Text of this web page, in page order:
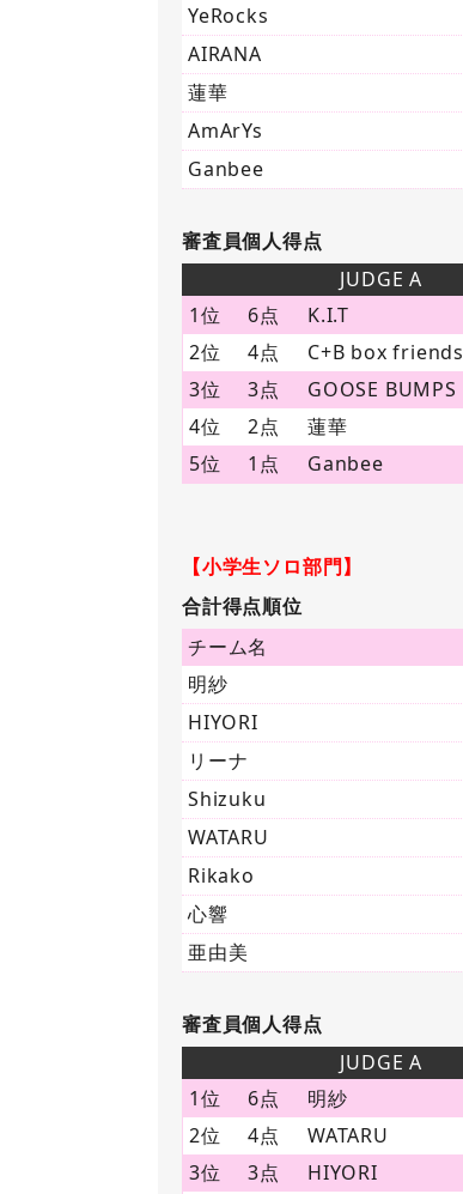
YeRocks
AIRANA
蓮華
AmArYs
Ganbee
審査員個人得点
JUDGE A
1位
6点
K.I.T
2位
4点
C+B box friends
3位
3点
GOOSE BUMPS
4位
2点
蓮華
5位
1点 Ganbee
【小学生ソロ部門】
合計得点順位
チーム名
明紗
HIYORI
リーナ
Shizuku
WATARU
Rikako
心響
亜由美
審査員個人得点
JUDGE A
1位
6点
明紗
2位
4点
WATARU
3位
3点
HIYORI